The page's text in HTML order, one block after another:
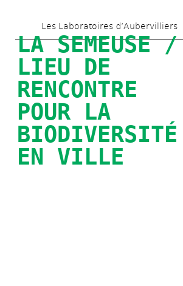
au
contenu
principal
Les Laboratoires d’Aubervilliers
LA SEMEUSE /
LIEU DE
RENCONTRE
POUR LA
BIODIVERSITÉ
EN VILLE